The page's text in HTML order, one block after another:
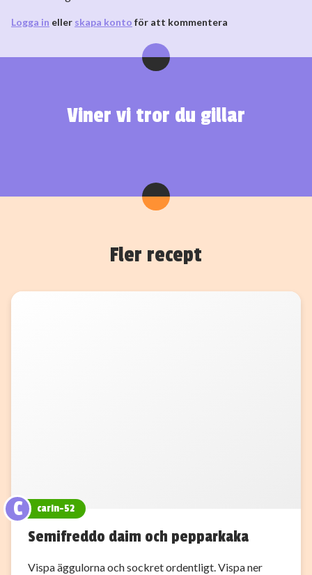
Logga in eller skapa konto för att kommentera
Viner vi tror du gillar
Fler recept
C carin-52
Semifreddo daim och pepparkaka
Vispa äggulorna och sockret ordentligt. Vispa ner